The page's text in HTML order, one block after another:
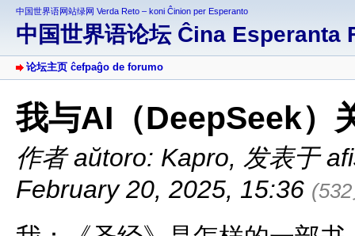
中国世界语网站绿网 Verda Reto – koni Ĉinion per Esperanto
中国世界语论坛 Ĉina Esperanta
论坛主页 ĉefpaĝo de forumo
我与AI（DeepSeek）
作者 aŭtoro: Kapro, 发表于
February 20, 2025, 15:36